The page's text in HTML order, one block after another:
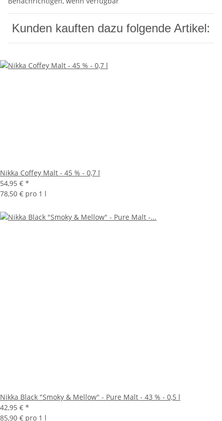
Kunden kauften dazu folgende Artikel:
Nikka Coffey Malt - 45 % - 0,7 l
54,95 € *
78,50 € pro 1 l
Nikka Black "Smoky & Mellow" - Pure Malt - 43 % - 0,5 l
42,95 € *
85,90 € pro 1 l